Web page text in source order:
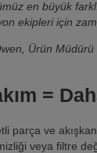
en büyük
ekipleri için
Ürün Müdürü
=
parça ve
veya filtre